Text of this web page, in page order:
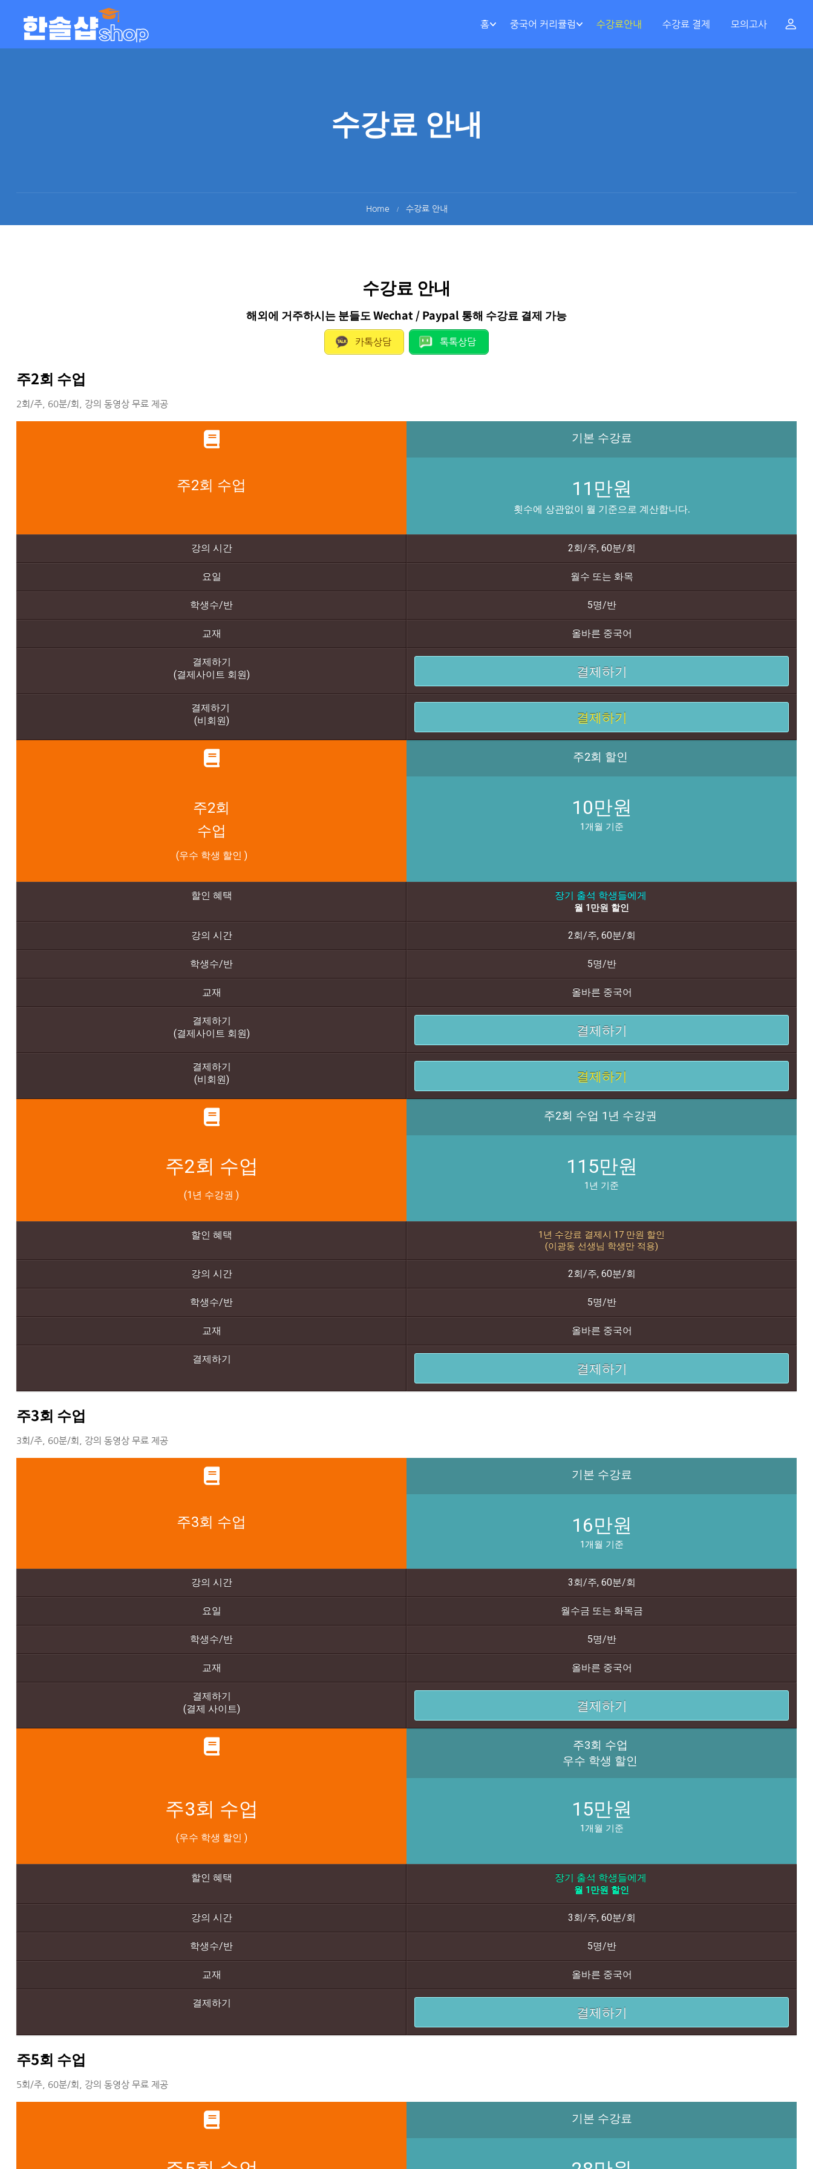
홈 중국어 커리큘럼 수강료안내 수강료 결제 모의고사
수강료 안내
Home 수강료 안내
수강료 안내
해외에 거주하시는 분들도 Wechat / Paypal 통해 수강료 결제 가능
카톡상담 톡톡상담
주2회 수업
2회/주, 60분/회, 강의 동영상 무료 제공
주2회 수업
강의 시간
요일
학생수/반
교재
결제하기
(결제사이트 회원)
결제하기
(비회원)
기본 수강료
11만원
횟수에 상관없이 월 기준으로 계산합니다.
2회/주, 60분/회
월수 또는 화목
5명/반
올바른 중국어
결제하기
결제하기
주2회
수업
(우수 학생 할인 )
할인 혜택
강의 시간
학생수/반
교재
결제하기
(결제사이트 회원)
결제하기
(비회원)
주2회 할인
10만원
1개월 기준
장기 출석 학생들에게
월 1만원 할인
2회/주, 60분/회
5명/반
올바른 중국어
결제하기
결제하기
주2회 수업
(1년 수강권 )
할인 혜택
강의 시간
학생수/반
교재
결제하기
주2회 수업 1년 수강권
115만원
1년 기준
1년 수강료 결제시 17 만원 할인
(이광동 선생님 학생만 적용)
2회/주, 60분/회
5명/반
올바른 중국어
결제하기
주3회 수업
3회/주, 60분/회, 강의 동영상 무료 제공
주3회 수업
강의 시간
요일
학생수/반
교재
결제하기
(결제 사이트)
기본 수강료
16만원
1개월 기준
3회/주, 60분/회
월수금 또는 화목금
5명/반
올바른 중국어
결제하기
주3회 수업
(우수 학생 할인 )
할인 혜택
강의 시간
학생수/반
교재
결제하기
주3회 수업
우수 학생 할인
15만원
1개월 기준
장기 출석 학생들에게
월 1만원 할인
3회/주, 60분/회
5명/반
올바른 중국어
결제하기
주5회 수업
5회/주, 60분/회, 강의 동영상 무료 제공
기본 수강료